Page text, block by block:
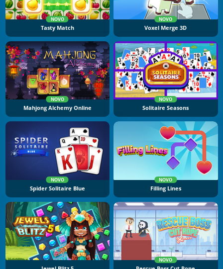
NOVO
Tasty Match
NOVO
Voxel Merge 3D
NOVO
Mahjong Alchemy Online
NOVO
Solitaire Seasons
NOVO
Spider Solitaire Blue
NOVO
Filling Lines
NOVO